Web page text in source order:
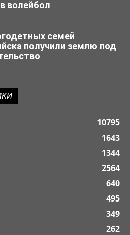
волейбол
семей
получили землю под
10795
1643
1344
2564
640
495
349
262